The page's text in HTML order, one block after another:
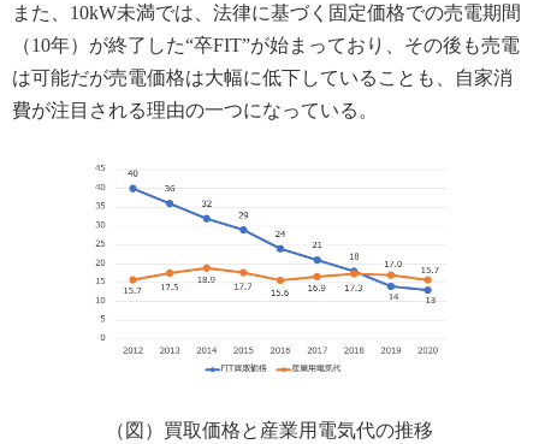
また、10kW未満では、法律に基づく固定価格での売電期間
（10年）が終了した“卒FIT”が始まっており、その後も売電
は可能だが売電価格は大幅に低下していることも、自家消
費が注目される理由の一つになっている。
（図）買取価格と産業用電気代の推移